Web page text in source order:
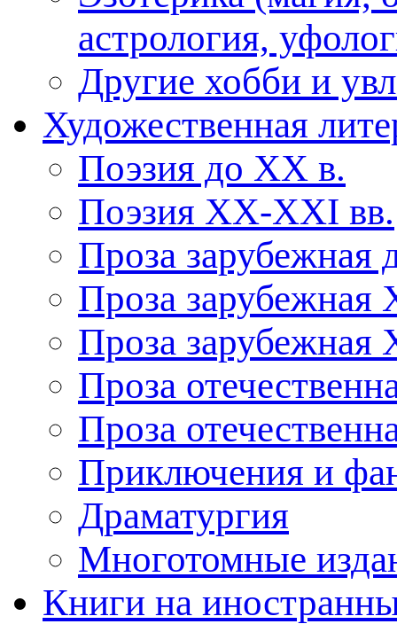
астрология,
Другие хобби и
Художественная
Поэзия до XX в.
Поэзия XX-XXI вв.
Проза зарубежная
Проза зарубежная
Проза
Проза
Проза
Приключения и
Драматургия
Многотомные
Книги на